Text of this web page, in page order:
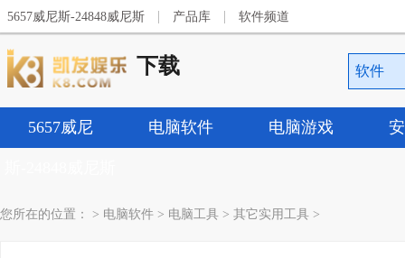
5657威尼斯-24848威尼斯 | 产品库 | 软件频道
下载 软件
5657威尼 电脑软件 电脑游戏
您所在的位置： > 电脑软件 > 电脑工具 > 其它实用工具 >